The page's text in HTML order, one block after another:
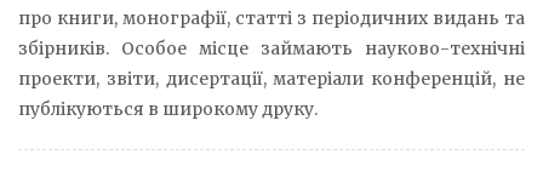
про книги, монографії, статті з періодичних видань та
збірників. Особое місце займають науково-технічні
проекти, звіти, дисертації, матеріали конференцій, не
публікуються в широкому друку.